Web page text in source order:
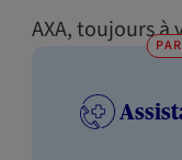
AXA, toujours à